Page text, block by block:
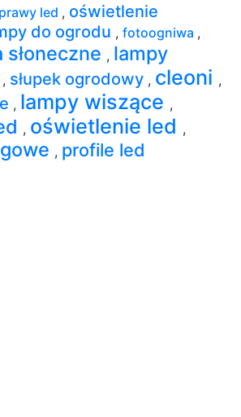
led , oświetlenie
do ogrodu , fotoogniwa ,
słoneczne , lampy
, słupek ogrodowy , cleoni ,
, lampy wiszące ,
, oświetlenie led ,
, profile led